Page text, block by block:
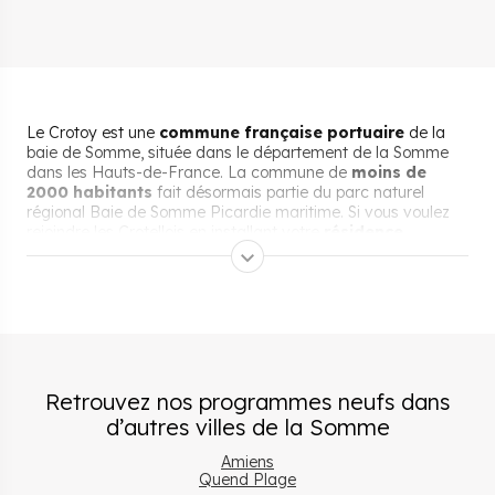
Le Crotoy est une commune française portuaire de la
baie de Somme, située dans le département de la Somme
dans les Hauts-de-France. La commune de moins de
2000 habitants fait désormais partie du parc naturel
régional Baie de Somme Picardie maritime. Si vous voulez
principaledans cette station balnéaire pittoresque, ou si
investissement locatif
au Crotoy ?
L’expérience rurale à deux heures de
Retrouvez nos programmes neufs dans
d’autres villes de la Somme
Amiens
Quend Plage